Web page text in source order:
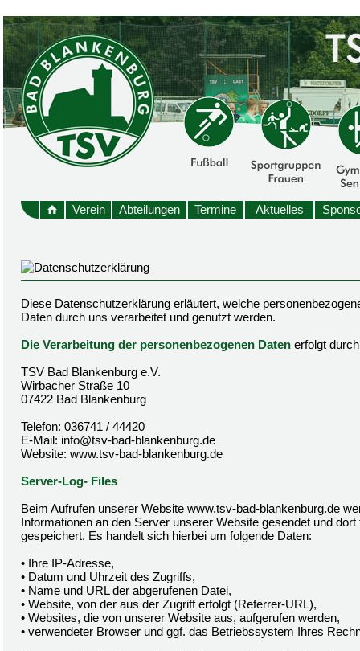
Verein Abteilungen Termine Aktuelles
Diese Datenschutzerklärung erläutert, welche
Daten durch uns verarbeitet und genutzt werden.
Die Verarbeitung der personenbezogenen Daten erfolgt
TSV Bad Blankenburg e.V.
Wirbacher Straße 10
07422 Bad Blankenburg
Telefon: 036741 / 44420
E-Mail: info@tsv-bad-blankenburg.de
Website: www.tsv-bad-blankenburg.de
Server-Log- Files
Beim Aufrufen unserer Website www.tsv-bad-blankenburg.de
Informationen an den Server unserer Website gesendet und
gespeichert. Es handelt sich hierbei um folgende Daten:
• Ihre IP-Adresse,
• Datum und Uhrzeit des Zugriffs,
• Name und URL der abgerufenen Datei,
• Website, von der aus der Zugriff erfolgt (Referrer-URL),
• Websites, die von unserer Website aus, aufgerufen werden,
• verwendeter Browser und ggf. das Betriebssystem Ihres